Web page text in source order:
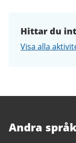
Hittar du
Visa alla
Andra språk